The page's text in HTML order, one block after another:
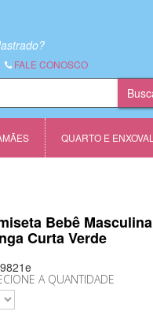
FALE CONOSCO
QUARTO E ENXOVAL
Bebê Masculina
Curta Verde
A QUANTIDADE